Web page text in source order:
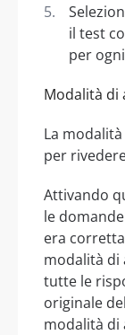
il test
per
Modalità di
La
per
Attivando
le
era
modalità di
tutte le
originale
modalità di